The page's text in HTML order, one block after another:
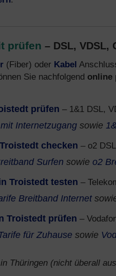
prüfen – DSL, VDSL,
(Fiber) oder Kabel
Sie nachfolgend online
prüfen – 1&1 DSL,
Internetzugang sowie
checken – o2
Surfen sowie o2
Troistedt testen –
Breitband Internet
Troistedt prüfen –
für Zuhause sowie
Thüringen (nicht überall